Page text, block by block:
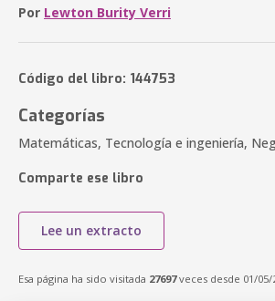
Por Lewton Burity Verri
Código del libro: 144753
Categorías
Matemáticas, Tecnología e ingeniería,
Comparte ese libro
Lee un extracto
Esa página ha sido visitada 27697veces desde 01/05/